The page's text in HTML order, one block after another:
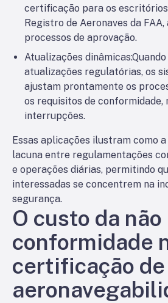
certificação para os
Registro de Aeronaves da FAA,
processos de aprovação.
Atualizações dinâmicas
atualizações regulatórias, os
ajustam prontamente os
os requisitos de conformidade,
interrupções.
Essas aplicações ilustram como
lacuna entre regulamentações
e operações diárias, permitindo
interessadas se concentrem na
segurança.
O custo da não
conformidade
certificação de